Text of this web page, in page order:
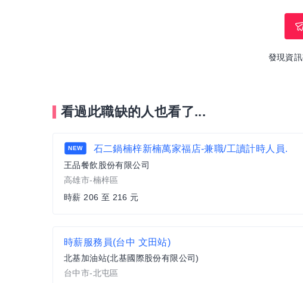
發現資
看過此職缺的人也看了...
NEW 石二鍋楠梓新楠萬家福店-兼職/工讀計時人員.
王品餐飲股份有限公司
高雄市-楠梓區
時薪 206 至 216 元
時薪服務員(台中 文田站)
北基加油站(北基國際股份有限公司)
台中市-北屯區